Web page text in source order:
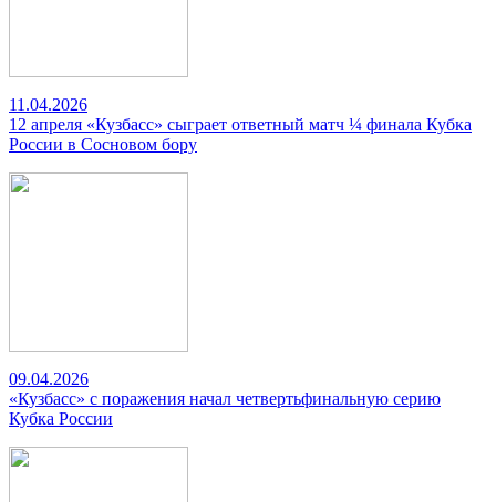
11.04.2026
12 апреля «Кузбасс» сыграет ответный матч ¼ финала Кубка
России в Сосновом бору
09.04.2026
«Кузбасс» с поражения начал четвертьфинальную серию
Кубка России